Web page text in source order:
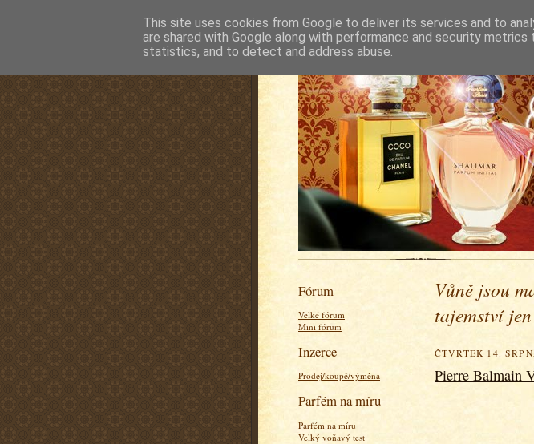
Fórum
Velké fórum
Mini fórum
Inzerce
Prodej/koupě/výměna
Parfém na míru
Parfém na míru
Velký voňavý test
Vůně jsou
tajemství
ČTVRTEK 14.
Pierre Balmain
This site uses cookies from Google to deliver its services and to
are shared with Google along with performance and security
statistics, and to detect and address abuse.